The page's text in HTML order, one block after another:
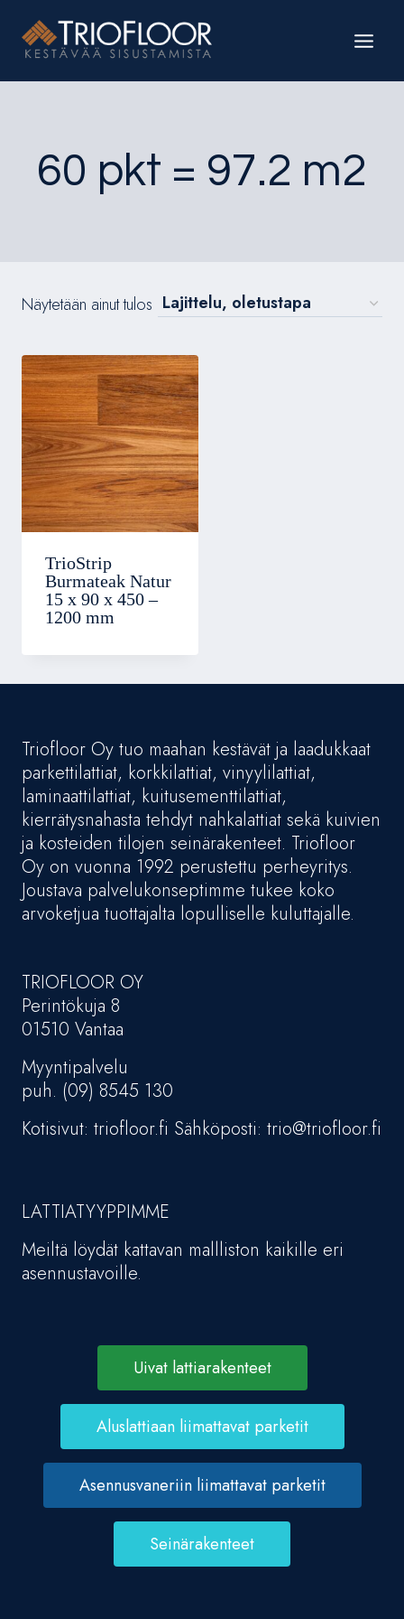
sisältöön
60 pkt = 97.2 m2
Näytetään ainut tulos
TrioStrip
Burmateak Natur
15 x 90 x 450 –
1200 mm
Triofloor Oy tuo maahan kestävät ja laadukkaat
parkettilattiat, korkkilattiat, vinyylilattiat,
laminaattilattiat, kuitusementtilattiat,
kierrätysnahasta tehdyt nahkalattiat sekä kuivien
ja kosteiden tilojen seinärakenteet. Triofloor
Oy on vuonna 1992 perustettu perheyritys.
Joustava palvelukonseptimme tukee koko
arvoketjua tuottajalta lopulliselle kuluttajalle.
TRIOFLOOR OY
Perintökuja 8
01510 Vantaa
Myyntipalvelu
puh. (09) 8545 130
Kotisivut: triofloor.fi Sähköposti: trio@triofloor.fi
LATTIATYYPPIMME
Meiltä löydät kattavan mallliston kaikille eri
asennustavoille.
Uivat lattiarakenteet
Aluslattiaan liimattavat parketit
Asennusvaneriin liimattavat parketit
Seinärakenteet